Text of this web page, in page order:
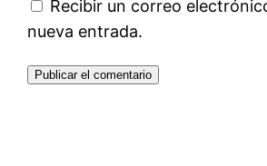
Recibir un correo
nueva entrada.